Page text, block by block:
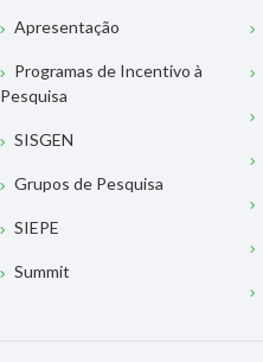
Apresentação
Programas de Incentivo à
Pesquisa
SISGEN
Grupos de Pesquisa
SIEPE
Summit